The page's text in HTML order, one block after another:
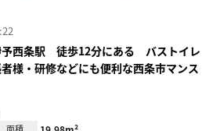
予西条駅 徒歩12分にある バストイレ
様・研修などにも便利な西条市マンス